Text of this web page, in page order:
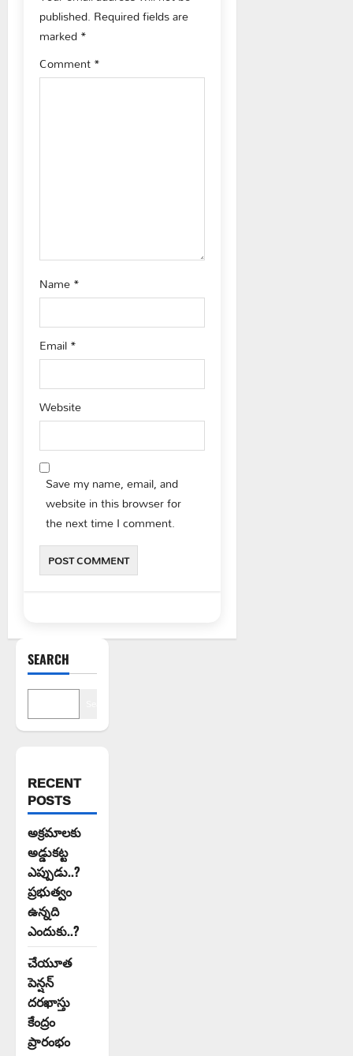
a
t
published. Required fields are
marked*
Comment*
Name*
Email*
Website
Save my name, email, and
website in this browser for
the next time I comment.
SEARCH
RECENT
POSTS
అక్రమాలకు
అడ్డుకట్ట
ఎప్పుడు..?
ప్రభుత్వం
ఉన్నది
ఎందుకు..?
చేయూత
పెన్షన్
దరఖాస్తు
కేంద్రం
ప్రారంభం